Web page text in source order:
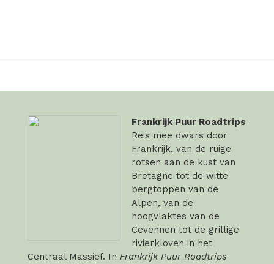
Frankrijk Puur Roadtrips
Reis mee dwars door
Frankrijk, van de ruige
rotsen aan de kust van
Bretagne tot de witte
bergtoppen van de
Alpen, van de
hoogvlaktes van de
Cevennen tot de grillige
rivierkloven in het
Centraal Massief. In Frankrijk Puur Roadtrips